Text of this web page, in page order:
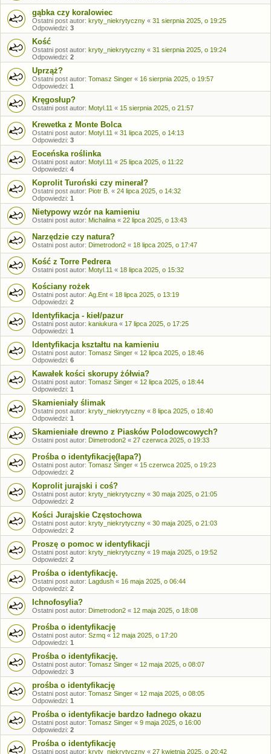
gąbka czy koralowiec
Ostatni post autor: kryty_niekrytyczny « 31 sierpnia 2025, o 19:25
Odpowiedzi: 3
Kość
Ostatni post autor: kryty_niekrytyczny « 31 sierpnia 2025, o 19:24
Odpowiedzi: 2
Uprząż?
Ostatni post autor: Tomasz Singer « 16 sierpnia 2025, o 19:57
Odpowiedzi: 1
Kręgosłup?
Ostatni post autor: Motyl.11 « 15 sierpnia 2025, o 21:57
Krewetka z Monte Bolca
Ostatni post autor: Motyl.11 « 31 lipca 2025, o 14:13
Odpowiedzi: 3
Eoceńska roślinka
Ostatni post autor: Motyl.11 « 25 lipca 2025, o 11:22
Odpowiedzi: 4
Koprolit Turoński czy minerał?
Ostatni post autor: Piotr B. « 24 lipca 2025, o 14:32
Odpowiedzi: 1
Nietypowy wzór na kamieniu
Ostatni post autor: Michalina « 22 lipca 2025, o 13:43
Narzędzie czy natura?
Ostatni post autor: Dimetrodon2 « 18 lipca 2025, o 17:47
Kość z Torre Pedrera
Ostatni post autor: Motyl.11 « 18 lipca 2025, o 15:32
Kościany rożek
Ostatni post autor: Ag.Ent « 18 lipca 2025, o 13:19
Odpowiedzi: 2
Identyfikacja - kieł/pazur
Ostatni post autor: kaniukura « 17 lipca 2025, o 17:25
Odpowiedzi: 1
Identyfikacja kształtu na kamieniu
Ostatni post autor: Tomasz Singer « 12 lipca 2025, o 18:46
Odpowiedzi: 6
Kawałek kości skorupy żółwia?
Ostatni post autor: Tomasz Singer « 12 lipca 2025, o 18:44
Odpowiedzi: 1
Skamieniały ślimak
Ostatni post autor: kryty_niekrytyczny « 8 lipca 2025, o 18:40
Odpowiedzi: 1
Skamieniałe drewno z Piasków Polodowcowych?
Ostatni post autor: Dimetrodon2 « 27 czerwca 2025, o 19:33
Prośba o identyfikację(łapa?)
Ostatni post autor: Tomasz Singer « 15 czerwca 2025, o 19:23
Odpowiedzi: 2
Koprolit jurajski i coś?
Ostatni post autor: kryty_niekrytyczny « 30 maja 2025, o 21:05
Odpowiedzi: 2
Kości Jurajskie Częstochowa
Ostatni post autor: kryty_niekrytyczny « 30 maja 2025, o 21:03
Odpowiedzi: 2
Proszę o pomoc w identyfikacji
Ostatni post autor: kryty_niekrytyczny « 19 maja 2025, o 19:52
Odpowiedzi: 2
Prośba o identyfikację.
Ostatni post autor: Lagdush « 16 maja 2025, o 06:44
Odpowiedzi: 2
Ichnofosylia?
Ostatni post autor: Dimetrodon2 « 12 maja 2025, o 18:08
Prośba o identyfikację
Ostatni post autor: Szmq « 12 maja 2025, o 17:20
Odpowiedzi: 1
Prośba o identyfikację.
Ostatni post autor: Tomasz Singer « 12 maja 2025, o 08:07
Odpowiedzi: 3
prośba o identyfikację
Ostatni post autor: Tomasz Singer « 12 maja 2025, o 08:05
Odpowiedzi: 1
Prośba o identyfikacje bardzo ładnego okazu
Ostatni post autor: Tomasz Singer « 9 maja 2025, o 16:00
Odpowiedzi: 2
Prośba o identyfikację
Ostatni post autor: kryty_niekrytyczny « 27 kwietnia 2025, o 20:42